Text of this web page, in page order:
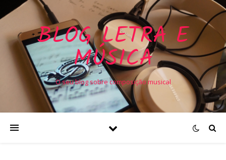
BLOG LETRA E
MÚSICA
O seu blog sobre composição musical